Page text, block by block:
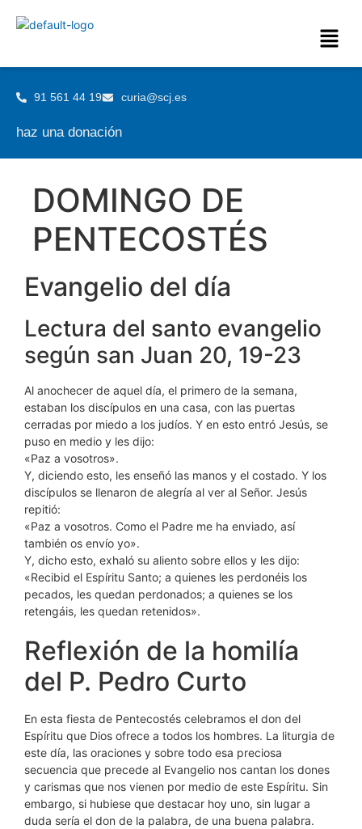
91 561 44 19 curia@scj.es
haz una donación
DOMINGO DE
PENTECOSTÉS
Evangelio del día
Lectura del santo evangelio
según san Juan 20, 19-23
Al anochecer de aquel día, el primero de la semana,
estaban los discípulos en una casa, con las puertas
cerradas por miedo a los judíos. Y en esto entró Jesús, se
puso en medio y les dijo:
«Paz a vosotros».
Y, diciendo esto, les enseñó las manos y el costado. Y los
discípulos se llenaron de alegría al ver al Señor. Jesús
repitió:
«Paz a vosotros. Como el Padre me ha enviado, así
también os envío yo».
Y, dicho esto, exhaló su aliento sobre ellos y les dijo:
«Recibid el Espíritu Santo; a quienes les perdonéis los
pecados, les quedan perdonados; a quienes se los
retengáis, les quedan retenidos».
Reflexión de la homilía
del P. Pedro Curto
En esta fiesta de Pentecostés celebramos el don del
Espíritu que Dios ofrece a todos los hombres. La liturgia de
este día, las oraciones y sobre todo esa preciosa
secuencia que precede al Evangelio nos cantan los dones
y carismas que nos vienen por medio de este Espíritu. Sin
embargo, si hubiese que destacar hoy uno, sin lugar a
duda sería el don de la palabra, de una buena palabra.